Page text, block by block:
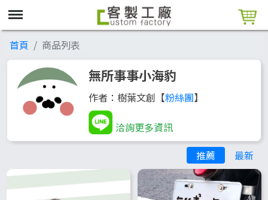
首頁 商品列表
無所事事小海豹
作者：樹葉文創【粉絲團】
洽詢更多資訊
推薦
最新